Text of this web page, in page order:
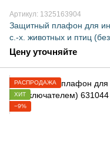
Артикул: 1325163904
Защитный плафон для
с.-х. животных и птиц
Цену уточняйте
РАСПРОДАЖА
ХИТ
−9%